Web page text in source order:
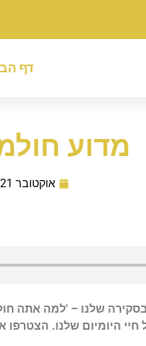
דף
מדוע
אוקטובר 21, 2024
שלנו – 'למה אתה
היומיום שלנו.